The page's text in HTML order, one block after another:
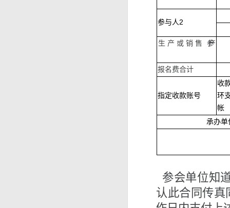
参与人2
生产或销售 产
参
报名费合计
指定收款账号
收
环
帐
承办单
参会单位知
确认此合同传